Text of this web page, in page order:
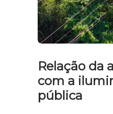
Relação da
com a
pública